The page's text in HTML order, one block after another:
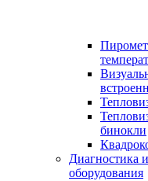
бинокли
Диагностика
оборудования